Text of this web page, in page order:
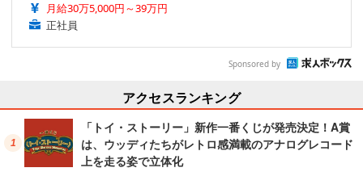
月給30万5,000円～39万円
正社員
Sponsored by
アクセスランキング
「トイ・ストーリー」新作一番くじが発売決定！A賞
は、ウッディたちがレトロ感満載のアナログレコード
上を走る姿で立体化